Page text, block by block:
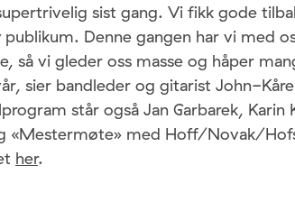
sist gang. Vi fikk gode
Denne gangen har vi med
så vi gleder oss masse og håper
sier bandleder og gitarist John-
står også Jan Garbarek, Karin
«Mestermøte» med Hoff/Novak/
her.